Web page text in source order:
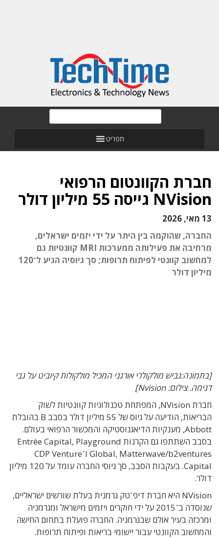
תפריט
חברת הקוונטום הרפואי
NVision גייסה 55 מיליון דולר
13 מאי, 2026
החברה, שהוקמה בין היתר על ידי יזמים ישראלים,
מרחיבה את פעילותה ממערכות MRI קוונטיות גם
למחשוב קוונטי לפיתוח תרופות; סך גיוסיה הגיע ל־120
מיליון דולר
[בתמונה:גביש מולקולרי אורגני המכיל מולקולות קיוביט על גבי
דגימה. צילום: Nvision]
חברת NVision, המפתחת טכנולוגיות קוונטיות לשוק
הבריאות, הודיעה על גיוס של 55 מיליון דולר בסבב B בהובלת
Abbott, מענקיות הדיאגנוסטיקה והמכשור הרפואי בעולם.
בסבב השתתפו גם הקרנות Entrée Capital, Playground
Global, Matterwave/b2ventures ו־CDP Venture
Capital. בעקבות הסבב, סך גיוסי החברה עומד על 120 מיליון
דולר.
NVision היא חברת דיפ־טק גרמנית בעלת שורשים ישראליים,
שנוסדה ב־2015 על ידי חוקרים ויזמים מישראל ומגרמניה
ומרכזה בעיר אולם שבגרמניה. החברה פועלת בתחום החישה
והמחשוב הקוונטי עבור יישומי בריאות ופיתוח תרופות.